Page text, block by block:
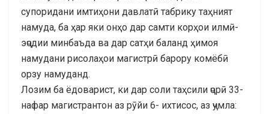
супоридани имтиҳони давлатӣ табрику таҳният
намуда, ба ҳар яки онҳо дар самти корҳои илмӣ-
эҷодии минбаъда ва дар сатҳи баланд ҳимоя
намудани рисолаҳои магистрӣ барору комёбӣ
орзу намуданд.
Лозим ба ёдоварист, ки дар соли таҳсили ҷорӣ 33-
нафар магистрантон аз рӯйи 6- ихтисос, аз ҷумла: